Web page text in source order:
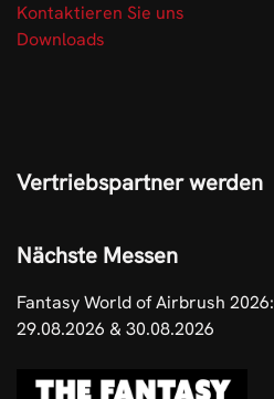
Kontaktieren Sie uns
Downloads
Vertriebspartner werden
Nächste Messen
Fantasy World of Airbrush 2026:
29.08.2026 & 30.08.2026